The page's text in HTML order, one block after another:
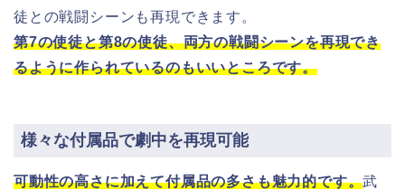
徒との戦闘シーンも再現できます。
第7の使徒と第8の使徒、両方の戦闘シーンを再現でき
るように作られているのもいいところです。
様々な付属品で劇中を再現可能
可動性の高さに加えて付属品の多さも魅力的です。武